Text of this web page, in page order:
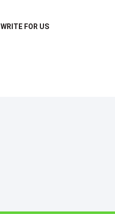
WRITE FOR US